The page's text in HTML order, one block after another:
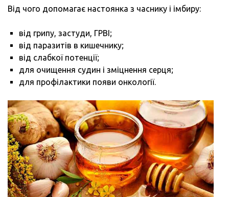
Від чого допомагає настоянка з часнику і імбиру:
від грипу, застуди, ГРВІ;
від паразитів в кишечнику;
від слабкої потенції;
для очищення судин і зміцнення серця;
для профілактики появи онкології.